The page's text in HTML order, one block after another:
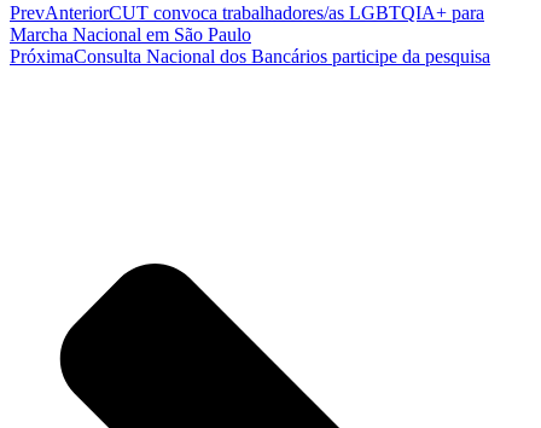
PrevAnteriorCUT convoca trabalhadores/as LGBTQIA+ para
Marcha Nacional em São Paulo
PróximaConsulta Nacional dos Bancários participe da pesquisa